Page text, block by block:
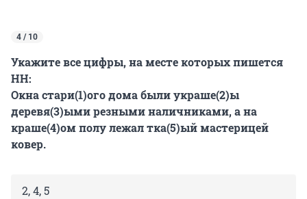
4 / 10
Укажите все цифры, на месте которых пишется
НН:
Окна стари(1)ого дома были украше(2)ы
деревя(3)ыми резными наличниками, а на
краше(4)ом полу лежал тка(5)ый мастерицей
ковер.
2, 4, 5